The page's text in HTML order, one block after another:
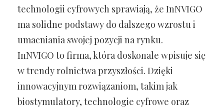
technologii cyfrowych sprawiają, że InNVIGO
ma solidne podstawy do dalszego wzrostu i
umacniania swojej pozycji na rynku.
InNVIGO to firma, która doskonale wpisuje się
w trendy rolnictwa przyszłości. Dzięki
innowacyjnym rozwiązaniom, takim jak
biostymulatory, technologie cyfrowe oraz